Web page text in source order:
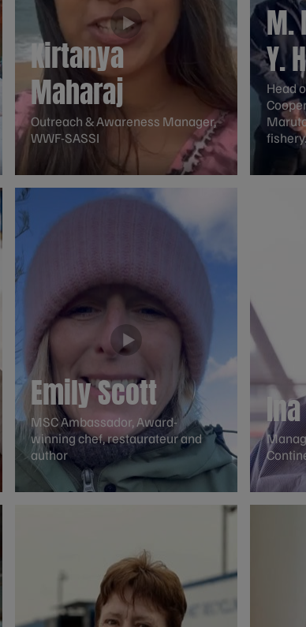
Kirtanya
Maharaj
Outreach & Awareness Manager,
WWF-SASSI
M.
Y.
Head
Emily Scott
MSC Ambassador, Award-
winning chef, restaurateur and
author